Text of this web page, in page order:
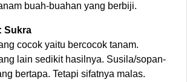
buah-buahan yang berbiji.
Sukra
cocok yaitu bercocok tanam.
lain sedikit hasilnya. Susila/sopan-
bertapa. Tetapi sifatnya malas.